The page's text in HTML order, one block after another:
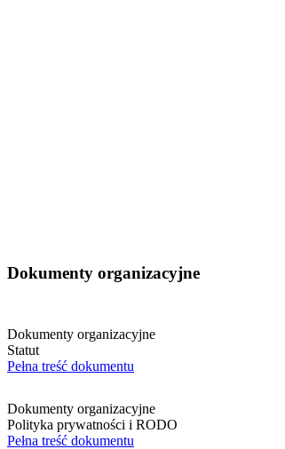
Dokumenty organizacyjne
Dokumenty organizacyjne
Statut
Pełna treść dokumentu
Dokumenty organizacyjne
Polityka prywatności i RODO
Pełna treść dokumentu